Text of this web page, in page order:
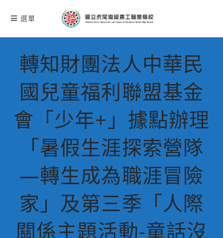
選單
轉知財團法人中華民
國兒童福利聯盟基金
會「少年+」據點辦理
「暑假生涯探索營隊
—轉生成為職涯冒險
家」及第三季「人際
關係主題活動-童話沒